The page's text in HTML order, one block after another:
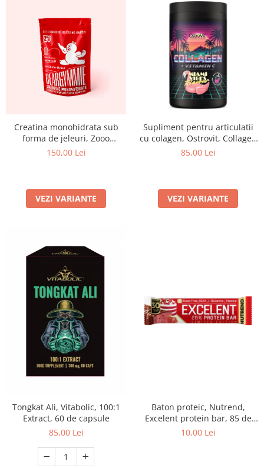
Creatina monohidrata sub
forma de jeleuri, Zooo
Nutrition, Creatine
150,00 Lei
VEZI VARIANTE
Supliment pentru articulatii
cu colagen, Ostrovit, Collagen
+ Vitamina C, 400 de grame,
85,00 Lei
VEZI VARIANTE
Tongkat Ali, Vitabolic, 100:1
Extract, 60 de capsule
85,00 Lei
Baton proteic, Nutrend,
Excelent protein bar, 85 de
grame
10,00 Lei